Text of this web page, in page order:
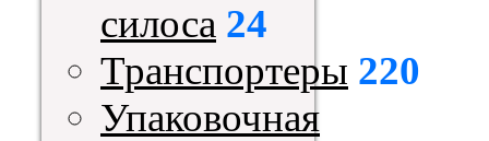
силоса 24
Транспортеры 220
Упаковочная